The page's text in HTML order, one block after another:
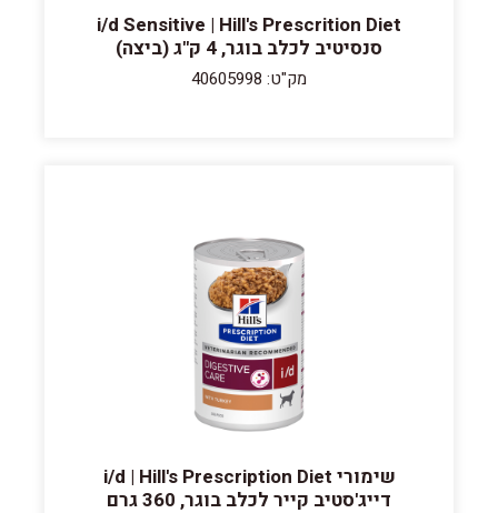
i/d Sensitive | Hill's Prescrition Diet
סנסיטיב לכלב בוגר, 4 ק"ג (ביצה)
מק"ט: 40605998
שימורי i/d | Hill's Prescription Diet
דייג'סטיב קייר לכלב בוגר, 360 גרם